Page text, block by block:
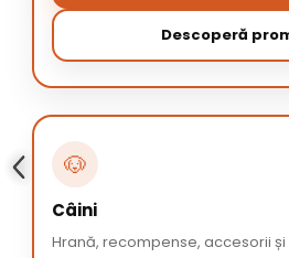
Descoperă
🐶
Câini
Hrană, recompense, accesorii